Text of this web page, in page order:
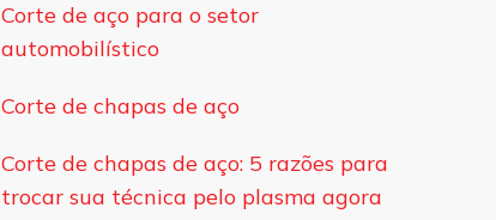
Corte de aço para o setor
automobilístico
Corte de chapas de aço
Corte de chapas de aço: 5 razões para
trocar sua técnica pelo plasma agora